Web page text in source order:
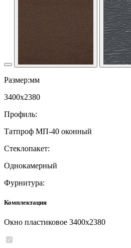
Размер:мм
3400x2380
Профиль:
Татпроф МП-40 оконный
Стеклопакет:
Однокамерный
Фурнитура:
Комплектация
Окно пластиковое 3400x2380